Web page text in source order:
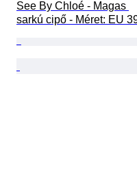
See By Chloé - Magas
sarkú cipő - Méret: EU